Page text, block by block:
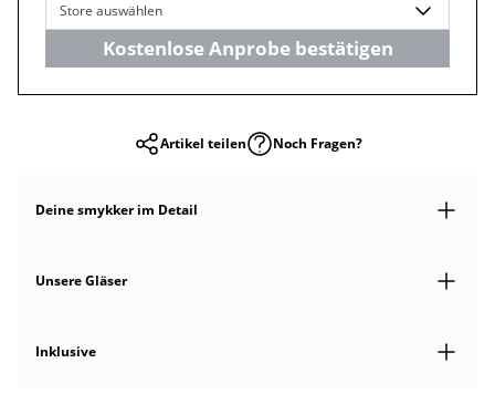
Store auswählen
Kostenlose Anprobe bestätigen
Artikel teilen Noch Fragen?
Deine smykkerim Detail
Unsere Gläser
Inklusive